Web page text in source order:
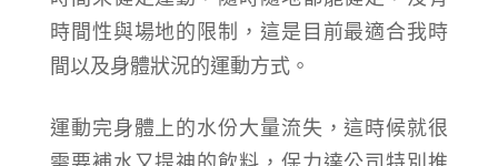
時間性與場地的限制，這是目前最適合我時
間以及身體狀況的運動方式。
運動完身體上的水份大量流失，這時候就很